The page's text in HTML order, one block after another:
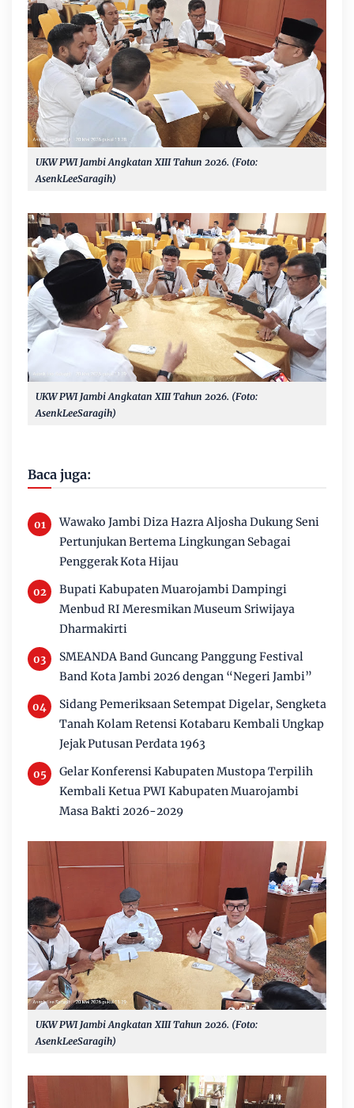
UKW PWI Jambi Angkatan XIII Tahun 2026. (Foto:
AsenkLeeSaragih)
UKW PWI Jambi Angkatan XIII Tahun 2026. (Foto:
AsenkLeeSaragih)
Baca juga:
Wawako Jambi Diza Hazra Aljosha Dukung Seni
Pertunjukan Bertema Lingkungan Sebagai
Penggerak Kota Hijau
Bupati Kabupaten Muarojambi Dampingi
Menbud RI Meresmikan Museum Sriwijaya
Dharmakirti
SMEANDA Band Guncang Panggung Festival
Band Kota Jambi 2026 dengan “Negeri Jambi”
Sidang Pemeriksaan Setempat Digelar, Sengketa
Tanah Kolam Retensi Kotabaru Kembali Ungkap
Jejak Putusan Perdata 1963
Gelar Konferensi Kabupaten Mustopa Terpilih
Kembali Ketua PWI Kabupaten Muarojambi
Masa Bakti 2026-2029
UKW PWI Jambi Angkatan XIII Tahun 2026. (Foto:
AsenkLeeSaragih)